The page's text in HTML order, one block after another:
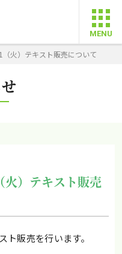
（火）テキスト販売について
火）テキスト販売
販売を行います。